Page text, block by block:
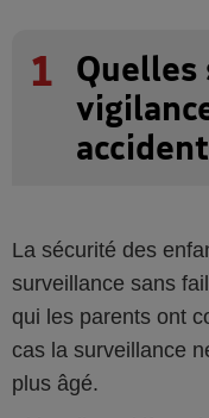
1
Quelles
La sécurité des
surveillance sans
qui les parents ont
cas la surveillance
plus âgé.